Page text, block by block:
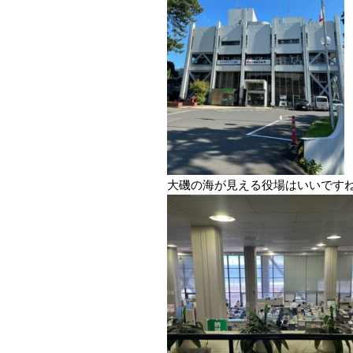
大磯の海が見える役場はいいです